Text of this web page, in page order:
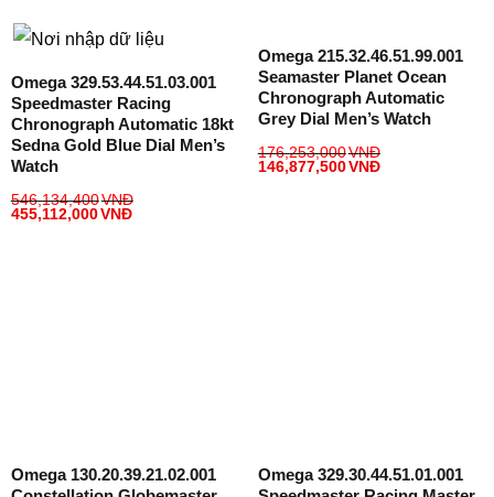
Omega 329.53.44.51.03.001
Speedmaster Racing
Chronograph Automatic 18kt
Sedna Gold Blue Dial Men’s
Watch
546,134,400VNĐ
455,112,000VNĐ
Omega 215.32.46.51.99.001
Seamaster Planet Ocean
Chronograph Automatic
Grey Dial Men’s Watch
176,253,000VNĐ
146,877,500VNĐ
Omega 130.20.39.21.02.001
Omega 329.30.44.51.01.001